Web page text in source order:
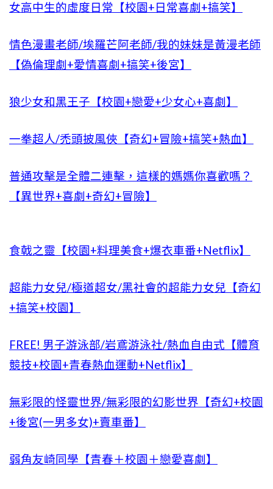
女高中生的虛度日常【校園+日常喜劇+搞笑】
情色漫畫老師/埃羅芒阿老師/我的妹妹是黃漫老師
【偽倫理劇+愛情喜劇+搞笑+後宮】
狼少女和黑王子【校園+戀愛+少女心+喜劇】
一拳超人/禿頭披風俠【奇幻+冒險+搞笑+熱血】
普通攻擊是全體二連擊，這樣的媽媽你喜歡嗎？
【異世界+喜劇+奇幻+冒險】
食戟之靈【校園+料理美食+爆衣車番+Netflix】
超能力女兒/極道超女/黑社會的超能力女兒【奇幻
+搞笑+校園】
FREE! 男子游泳部/岩鳶游泳社/熱血自由式【體育
競技+校園+青春熱血運動+Netflix】
無彩限的怪靈世界/無彩限的幻影世界【奇幻+校園
+後宮(一男多女)+賣車番】
弱角友崎同學【青春＋校園＋戀愛喜劇】